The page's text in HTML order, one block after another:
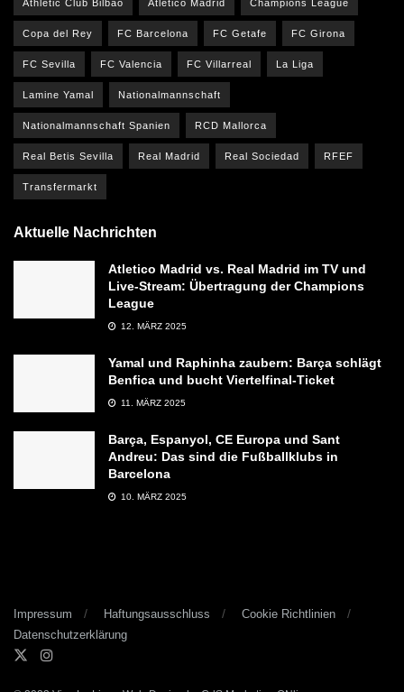
Athletic Club Bilbao Atletico Madrid Champions League
Copa del Rey FC Barcelona FC Getafe FC Girona
FC Sevilla FC Valencia FC Villarreal La Liga
Lamine Yamal Nationalmannschaft
Nationalmannschaft Spanien RCD Mallorca
Real Betis Sevilla Real Madrid Real Sociedad RFEF
Transfermarkt
Aktuelle Nachrichten
Atletico Madrid vs. Real Madrid im TV und
Live-Stream: Übertragung der Champions
League
12. MÄRZ 2025
Yamal und Raphinha zaubern: Barça schlägt
Benfica und bucht Viertelfinal-Ticket
11. MÄRZ 2025
Barça, Espanyol, CE Europa und Sant
Andreu: Das sind die Fußballklubs in
Barcelona
10. MÄRZ 2025
Impressum Haftungsausschluss
Cookie Richtlinien
Datenschutzerklärung